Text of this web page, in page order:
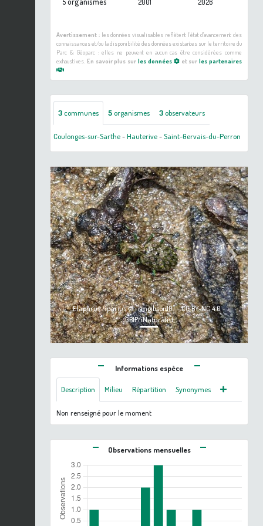
Avertissement :les données visualisables reflètent l'état d'avancement des
connaissances et/ou la disponibilité des données existantes sur le territoire du
Parc & Géoparc : elles ne peuvent en aucun cas être considérées comme
exhaustives. En savoir plus sur les données et surles partenaires
3communes 5organismes 3observateurs
Coulonges-sur-Sarthe-Hauterive-Saint-Gervais-du-Perron
Elaphrus riparius © "rmgibson10" - CC BY-NC 4.0 -
GBIF/iNaturalist
Previous Next
Informations espèce
Description Milieu Répartition Synonymes
Non renseigné pour le moment
Observations mensuelles